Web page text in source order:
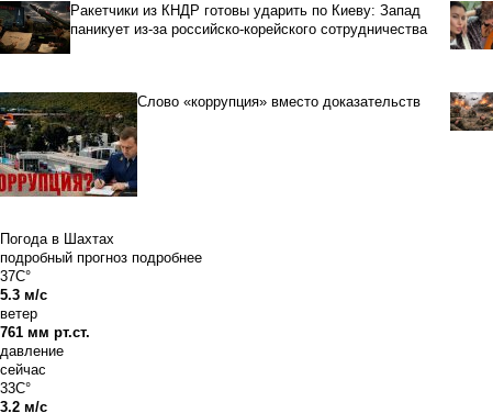
Ракетчики из КНДР готовы ударить по Киеву: Запад
паникует из-за российско-корейского сотрудничества
Слово «коррупция» вместо доказательств
Погода в Шахтах
подробный прогноз подробнее
37C°
5.3 м/с
ветер
761 мм рт.ст.
давление
сейчас
33C°
3.2 м/с